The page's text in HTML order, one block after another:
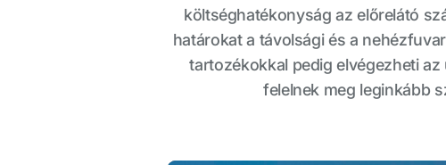
költséghatékonyság az előrelátó
határokat a távolsági és a
tartozékokkal pedig elvégezheti
felelnek meg leginkább